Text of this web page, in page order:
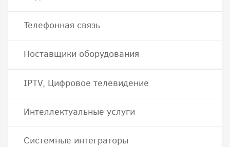
Телефонная связь
Поставщики оборудования
IPTV, Цифровое телевидение
Интеллектуальные услуги
Системные интеграторы